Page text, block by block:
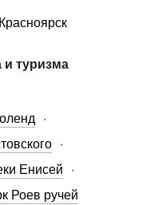
Красноярск
туризма
Енисей
Роев ручей